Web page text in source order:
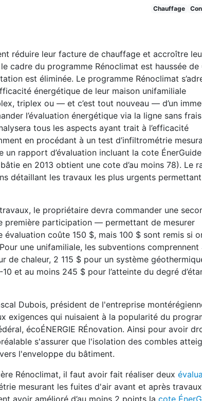
bonifié Chauffage
réduire leur facture de chauffage et accroître
cadre du programme Rénoclimat est haussée de
est éliminée. Le programme Rénoclimat
énergétique de leur maison unifamiliale
triplex ou — et c’est tout nouveau — d’un
l’évaluation énergétique via la ligne sans frais
tous les aspects ayant trait à l’efficacité
en procédant à un test d’infiltrométrie
un rapport d’évaluation incluant la cote
en 2013 obtient une cote d’au moins 78). Le
détaillant les travaux les plus urgents
le propriétaire devra commander une
première participation — permettant de mesurer
évaluation coûte 150 $, mais 100 $ sont remis si
une unifamiliale, les subventions
de chaleur, 2 115 $ pour un système
et au moins 245 $ pour l’atteinte du degré
Dubois, président de l'entreprise
exigences qui nuisaient à la popularité du
écoÉNERGIE RÉnovation. Ainsi pour avoir
s'assurer que l'isolation des combles
l'enveloppe du bâtiment.
Rénoclimat, il faut avoir fait réaliser deux
mesurant les fuites d'air avant et après travaux
avoir amélioré d’au moins 2 points la cote